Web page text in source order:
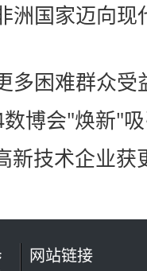
洲国家迈向
多困难群众受
博会"焕新"
新技术企业获
网站链接